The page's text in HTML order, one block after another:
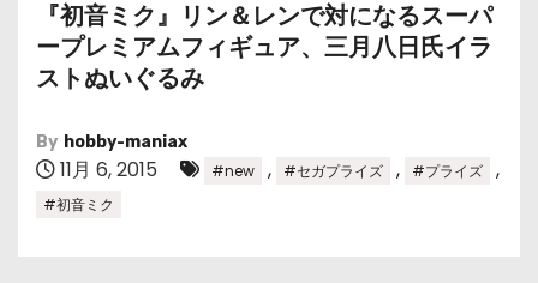
『初音ミク』リン＆レンで対になるスーパ
ープレミアムフィギュア、三月八日氏イラ
ストぬいぐるみ
By hobby-maniax
11月 6, 2015 #new , #セガプライズ , #プライズ ,
#初音ミク